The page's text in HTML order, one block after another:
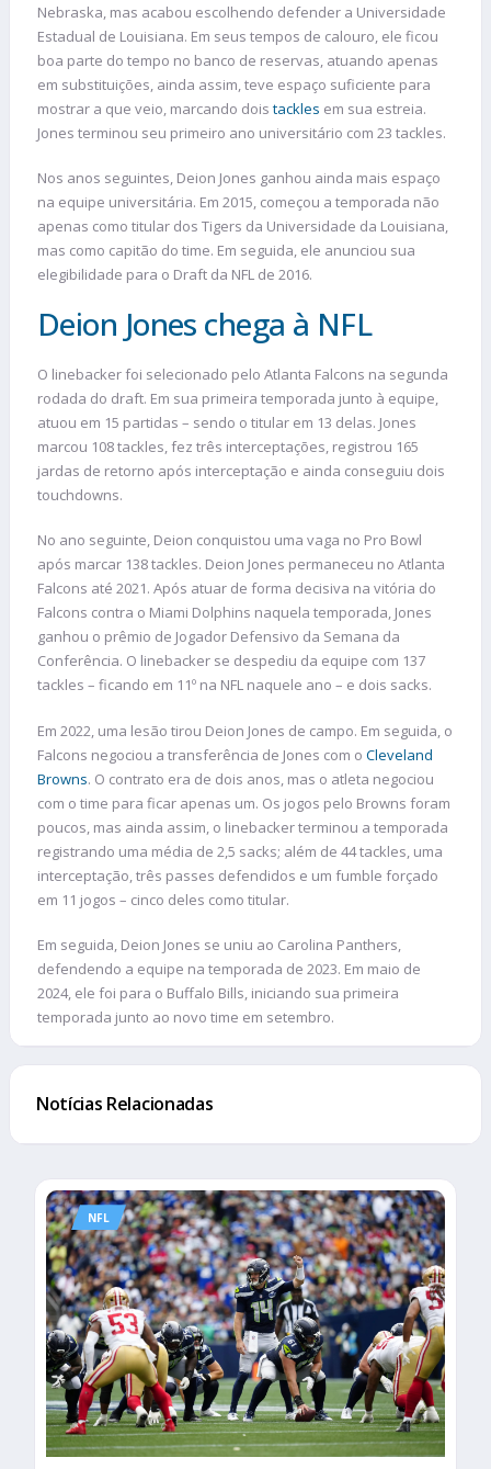
Nebraska, mas acabou escolhendo defender a Universidade
Estadual de Louisiana. Em seus tempos de calouro, ele ficou
boa parte do tempo no banco de reservas, atuando apenas
em substituições, ainda assim, teve espaço suficiente para
mostrar a que veio, marcando dois tackles em sua estreia.
Jones terminou seu primeiro ano universitário com 23 tackles.
Nos anos seguintes, Deion Jones ganhou ainda mais espaço
na equipe universitária. Em 2015, começou a temporada não
apenas como titular dos Tigers da Universidade da Louisiana,
mas como capitão do time. Em seguida, ele anunciou sua
elegibilidade para o Draft da NFL de 2016.
Deion Jones chega à NFL
O linebacker foi selecionado pelo Atlanta Falcons na segunda
rodada do draft. Em sua primeira temporada junto à equipe,
atuou em 15 partidas – sendo o titular em 13 delas. Jones
marcou 108 tackles, fez três interceptações, registrou 165
jardas de retorno após interceptação e ainda conseguiu dois
touchdowns.
No ano seguinte, Deion conquistou uma vaga no Pro Bowl
após marcar 138 tackles. Deion Jones permaneceu no Atlanta
Falcons até 2021. Após atuar de forma decisiva na vitória do
Falcons contra o Miami Dolphins naquela temporada, Jones
ganhou o prêmio de Jogador Defensivo da Semana da
Conferência. O linebacker se despediu da equipe com 137
tackles – ficando em 11º na NFL naquele ano – e dois sacks.
Em 2022, uma lesão tirou Deion Jones de campo. Em seguida, o
Falcons negociou a transferência de Jones com o Cleveland
Browns. O contrato era de dois anos, mas o atleta negociou
com o time para ficar apenas um. Os jogos pelo Browns foram
poucos, mas ainda assim, o linebacker terminou a temporada
registrando uma média de 2,5 sacks; além de 44 tackles, uma
interceptação, três passes defendidos e um fumble forçado
em 11 jogos – cinco deles como titular.
Em seguida, Deion Jones se uniu ao Carolina Panthers,
defendendo a equipe na temporada de 2023. Em maio de
2024, ele foi para o Buffalo Bills, iniciando sua primeira
temporada junto ao novo time em setembro.
Notícias Relacionadas
NFL